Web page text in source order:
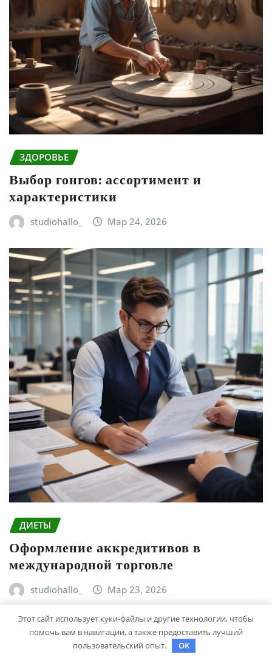
ЗДОРОВЬЕ
Выбор гонгов: ассортимент и
характеристики
studiohallo_ Мар 24, 2026
ДИЕТЫ
Оформление аккредитивов в
международной торговле
studiohallo_ Мар 23, 2026
Этот сайт использует куки-файлы и другие технологии, чтобы
помочь вам в навигации, а также предоставить лучший
пользовательский опыт.
OK